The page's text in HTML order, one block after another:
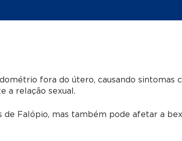
fora do útero, causando sintomas
a relação sexual.
Falópio, mas também pode afetar a